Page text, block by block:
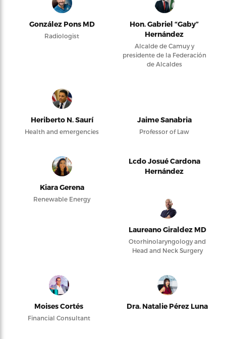
González Pons MD
Radiologist
Hon. Gabriel “Gaby”
Hernández
Alcalde de Camuy y
presidente de la Federación
de Alcaldes
Heriberto N. Saurí
Health and emergencies
Jaime Sanabria
Professor of Law
Kiara Gerena
Renewable Energy
Lcdo Josué Cardona
Hernández
Laureano Giraldez MD
Otorhinolaryngology and
Head and Neck Surgery
Moises Cortés
Financial Consultant
Dra. Natalie Pérez Luna